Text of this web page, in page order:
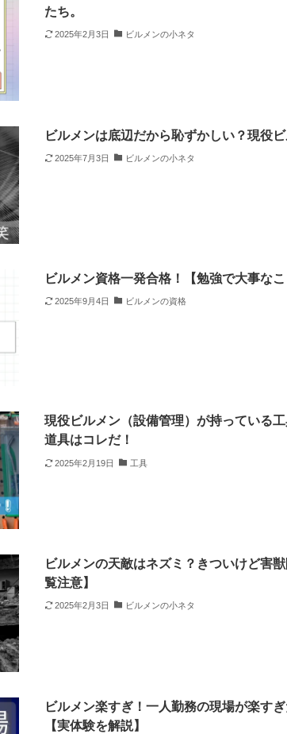
たち。
2025年2月3日 ビルメンの小ネタ
ビルメンは底辺だから恥ずかしい？現役
2025年7月3日 ビルメンの小ネタ
ビルメン資格一発合格！【勉強で大事なこ
2025年9月4日 ビルメンの資格
現役ビルメン（設備管理）が持っている
道具はコレだ！
2025年2月19日 工具
ビルメンの天敵はネズミ？きついけど害
覧注意】
2025年2月3日 ビルメンの小ネタ
ビルメン楽すぎ！一人勤務の現場が楽す
【実体験を解説】